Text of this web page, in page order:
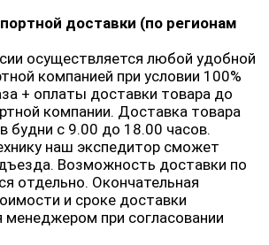
доставки (по регионам
осуществляется любой удобной
компанией при условии 100%
+ оплаты доставки товара до
компании. Доставка товара
будни с 9.00 до 18.00 часов.
наш экспедитор сможет
Возможность доставки по
отдельно. Окончательная
и сроке доставки
менеджером при согласовании